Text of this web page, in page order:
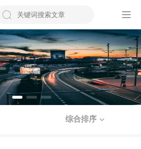
综合排序